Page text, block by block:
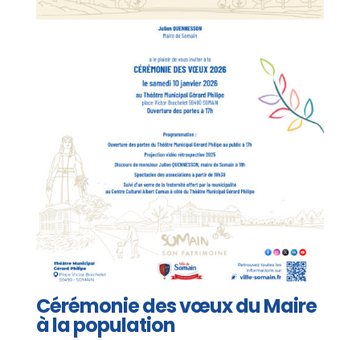
Cérémonie des vœux du Maire
à la population